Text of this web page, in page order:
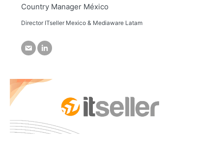
Country Manager México
Director ITseller Mexico & Mediaware Latam